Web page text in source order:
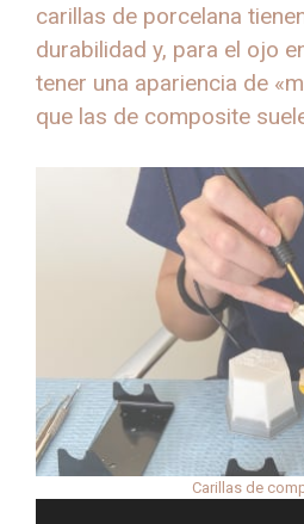
carillas de porcelana
durabilidad y, para el ojo
tener una apariencia de
que las de composite
Carillas de